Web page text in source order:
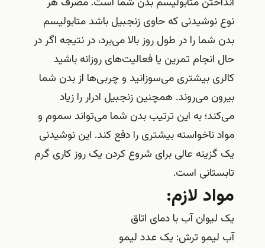
نوع نوشیدنی که حاوی زنجبیل باشد متابولیسم
بدن شما را در طول روز بالا می‌برد، در نتیجه اگر در
حال انجام تمرین یا فعالیت‌های روزانه باشید
کالری بیشتری می‌سوزانید و چربی‌ها از بدن شما
بیرون می‌روند. همچنین زنجبیل ادرار را زیاد
می‌کند؛ به این ترتیب بدن شما می‌تواند سموم و
مواد ناخواسته بیشتری را دفع کند. این نوشیدنی
یک گزینه عالی برای شروع کردن یک روز کاری گرم
تابستانی است.
مواد لازم:
یک لیوان آب با دمای اتاق
آب لیمو ترش: یک عدد لیمو